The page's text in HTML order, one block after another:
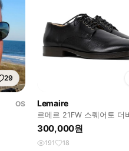
29
OS
Lemaire
르메르 21FW 스퀘어토 더
300,000원
191 18